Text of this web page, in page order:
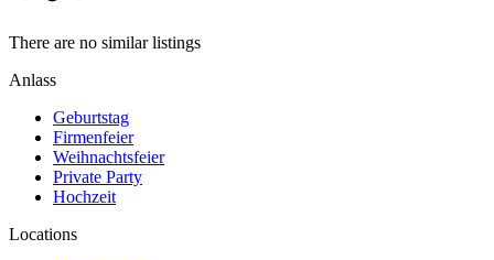
There are no similar listings
Anlass
Geburtstag
Firmenfeier
Weihnachtsfeier
Private Party
Hochzeit
Locations